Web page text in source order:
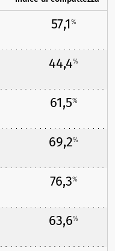
57,1%
44,4%
61,5%
69,2%
76,3%
63,6%